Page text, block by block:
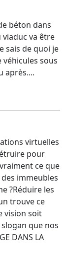
béton dans
va être
sais de quoi je
véhicules sous
après....
virtuelles
pour
ce que
immeubles
?Réduire les
trouve ce
vision soit
que nos
DANS LA